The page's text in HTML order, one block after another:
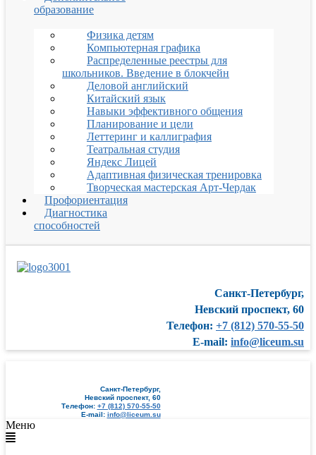
образование
Физика детям
Компьютерная графика
Распределенные реестры для
школьников. Введение в блокчейн
Деловой английский
Китайский язык
Навыки эффективного общения
Планирование и цели
Леттеринг и каллиграфия
Театральная студия
Яндекс Лицей
Адаптивная физическая тренировка
Творческая мастерская Арт-Чердак
Профориентация
Диагностика
способностей
Санкт-Петербург,
Невский проспект, 60
Телефон: +7 (812) 570-55-50
E-mail: info@liceum.su
Санкт-Петербург,
Невский проспект, 60
Телефон: +7 (812) 570-55-50
E-mail: info@liceum.su
Меню